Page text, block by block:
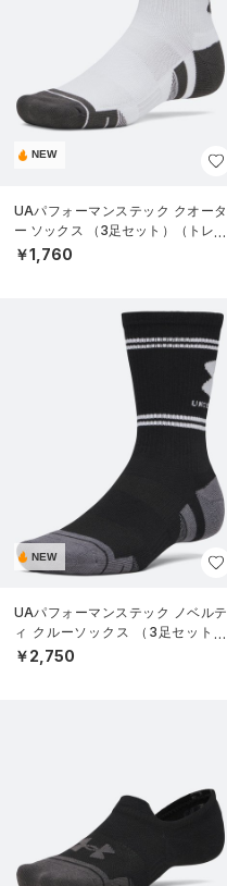
NEW
UAパフォーマンステック クオータ
ー ソックス （3足セット）（トレー
ニング/UNISEX）
￥1,760
NEW
UAパフォーマンステック ノベルテ
ィ クルーソックス （3足セット）
（トレーニング/UNISEX）
￥2,750